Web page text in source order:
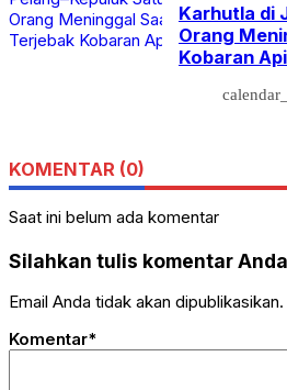
Karhutla di
Orang
Kobaran Api
KOMENTAR (0)
Saat ini belum ada komentar
Silahkan tulis komentar Anda
Email Anda tidak akan
Komentar*